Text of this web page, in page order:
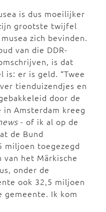
is dus moeilijker
grootste twijfel
zich bevinden.
van die DDR-
is dat
is: er is geld. “Twee
tienduizendjes en
door de
in Amsterdam kreeg
- of ik al op de
de Bund
miljoen toegezegd
het Märkische
onder de
ook 32,5 miljoen
gemeente. Ik kom